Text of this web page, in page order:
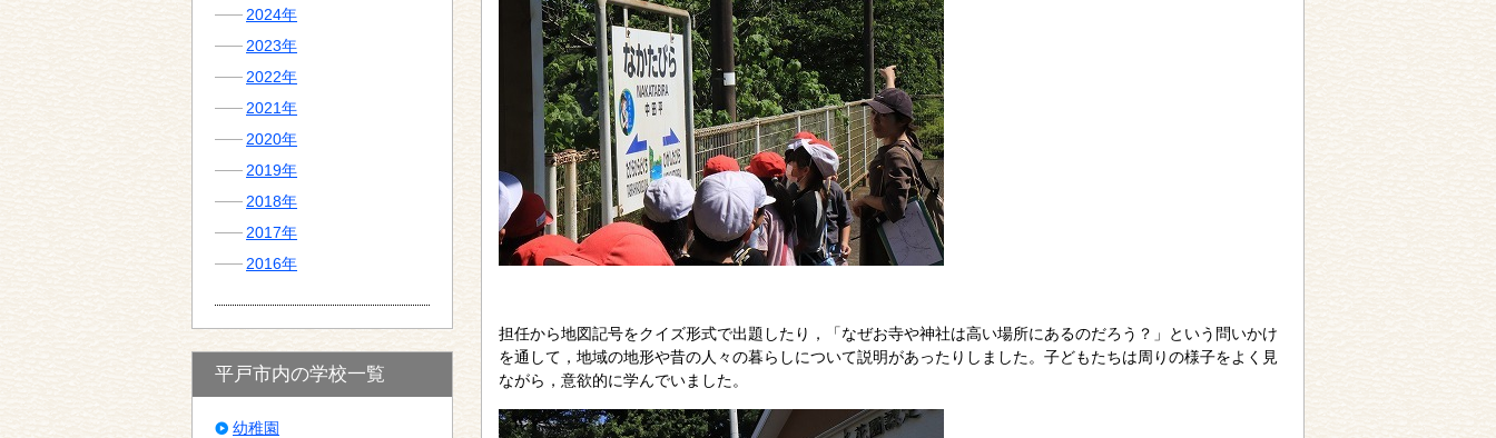
担任から地図記号をクイズ形式で出題したり，「なぜお寺や神社は高い場所にあるのだろう？」という問いかけ
を通して，地域の地形や昔の人々の暮らしについて説明があったりしました。子どもたちは周りの様子をよく見
ながら，意欲的に学んでいました。
2024年
2023年
2022年
2021年
2020年
2019年
2018年
2017年
2016年
平戸市内の学校一覧
幼稚園